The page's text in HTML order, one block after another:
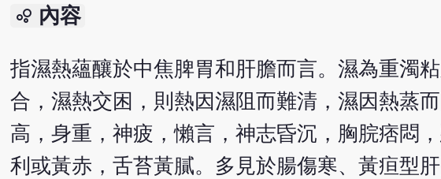
bubble_chart 內容
指濕熱蘊釀於中焦脾胃和肝膽而言。濕為重濁
合，濕熱交困，則熱因濕阻而難清，濕因熱蒸
高，身重，神疲，懶言，神志昏沉，胸脘痞悶
利或黃赤，舌苔黃膩。多見於腸傷寒、黃疸型